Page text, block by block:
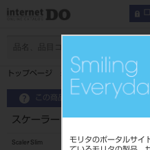
モリタのポータルサイ
トップページ スケーラー Slim ＃2
この商品に関するお問い合わせ
スケーラー Slim ＃2
Scaler Slim